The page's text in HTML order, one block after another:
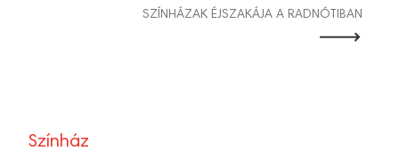
SZÍNHÁZAK ÉJSZAKÁJA A RADNÓTIBAN
Színház